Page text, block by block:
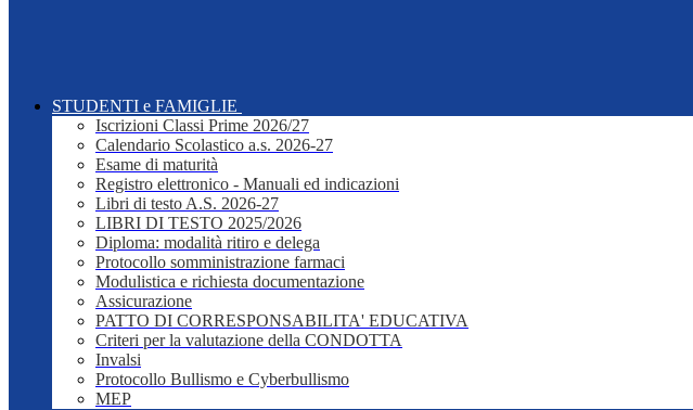
STUDENTI e FAMIGLIE
Iscrizioni Classi Prime 2026/27
Calendario Scolastico a.s. 2026-27
Esame di maturità
Registro elettronico - Manuali ed indicazioni
Libri di testo A.S. 2026-27
LIBRI DI TESTO 2025/2026
Diploma: modalità ritiro e delega
Protocollo somministrazione farmaci
Modulistica e richiesta documentazione
Assicurazione
PATTO DI CORRESPONSABILITA' EDUCATIVA
Criteri per la valutazione della CONDOTTA
Invalsi
Protocollo Bullismo e Cyberbullismo
MEP